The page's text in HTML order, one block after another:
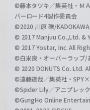
©藤本タツキ／集英社・Ｍ
バーロード4製作委員会
©2020 川原 礫/
© 2017 Manjuu Co.,Ltd. &
© 2017 Yostar, Inc. All
©白米良・オーバーラップ/
© 2020 DONUTS Co. Ltd.
©遠藤達哉／集英社・
©Spider Lily／アニプレッ
©GungHo Online